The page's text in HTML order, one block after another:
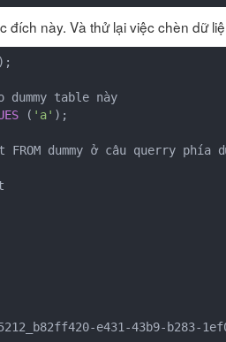
đích này. Và thử lại việc chèn dữ
);
( 'a' );
dummy ở câu querry phía
e431-43b9-b283-